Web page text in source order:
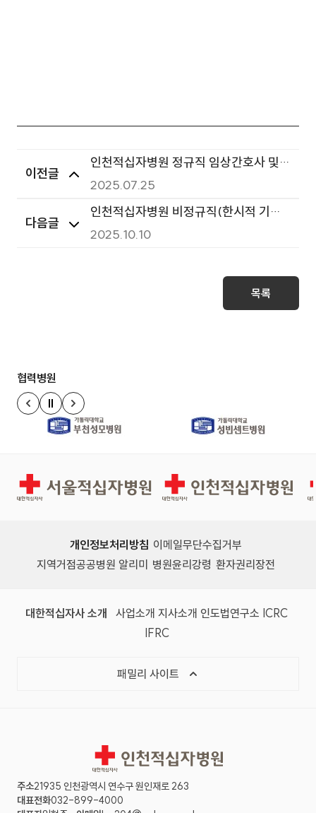
이전글
인천적십자병원 정규직 임상간호사 및
비정규직 임상병리사, 병동보조(보훈)
면접결과 발표
2025.07.25
다음글
인천적십자병원 비정규직(한시적 기간
제) 사무보조원 채용 서류전형 합격자 발
2025.10.10
목록
협력병원
이전 슬라이드
정지
다음 슬라이드
서울적십자병원 인천적십자병원
개인정보처리방침 이메일무단수집거부
지역거점공공병원 알리미
병원윤리강령 환자권리장전
대한적십자사 소개 사업소개 지사소개 인도법연구소 ICRC
IFRC
패밀리 사이트
인천적십자병원
주소21935 인천광역시 연수구 원인재로 263
대표전화032-899-4000